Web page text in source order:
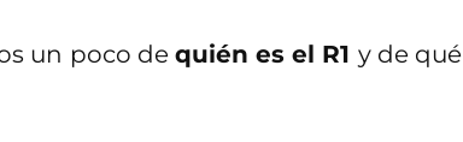
un poco de quién es el R1 y de qué